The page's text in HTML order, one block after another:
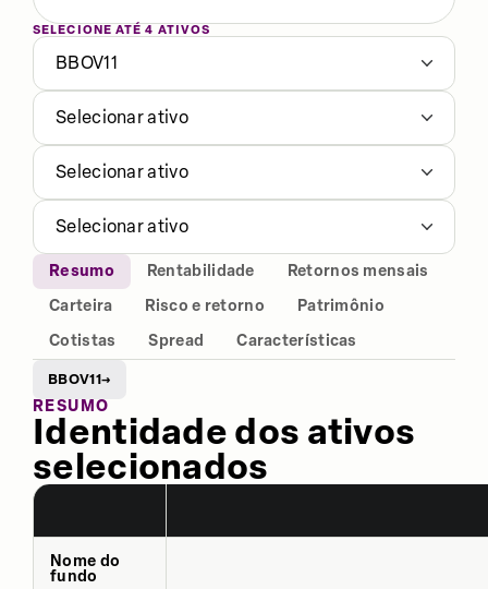
SELECIONE ATÉ 4 ATIVOS
BBOV11
Selecionar ativo
Selecionar ativo
Selecionar ativo
Resumo Rentabilidade
Retornos mensais
Carteira
Risco e retorno
Patrimônio
Cotistas
Spread Características
BBOV11→
RESUMO
Identidade dos ativos
selecionados
Nome do
fundo